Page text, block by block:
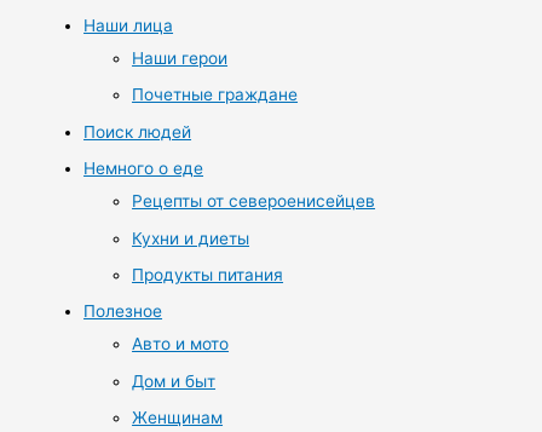
Наши лица
Наши герои
Почетные граждане
Поиск людей
Немного о еде
Рецепты от североенисейцев
Кухни и диеты
Продукты питания
Полезное
Авто и мото
Дом и быт
Женщинам